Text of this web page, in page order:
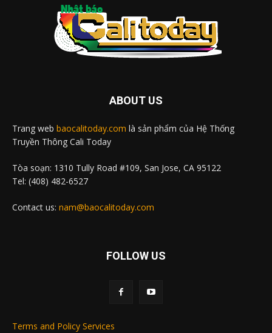
ABOUT US
Trang web baocalitoday.com là sản phẩm của Hệ Thống
Truyền Thông Cali Today
Tòa soạn: 1310 Tully Road #109, San Jose, CA 95122
Tel: (408) 482-6527
Contact us: nam@baocalitoday.com
FOLLOW US
Terms and Policy Services